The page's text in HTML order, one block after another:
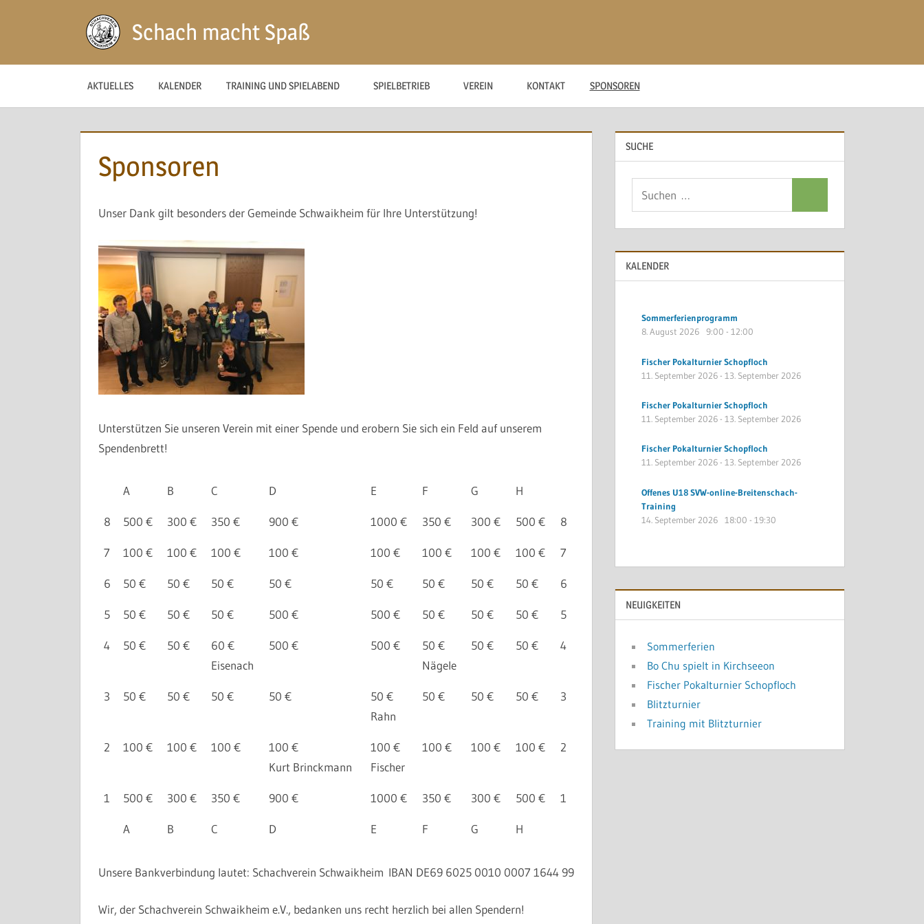
Schach macht Spaß
AKTUELLES KALENDER TRAINING UND SPIELABEND SPIELBETRIEB VEREIN KONTAKT SPONSOREN
Sponsoren
Unser Dank gilt besonders der Gemeinde Schwaikheim für Ihre Unterstützung!
Unterstützen Sie unseren Verein mit einer Spende und erobern Sie sich ein Feld auf unserem
Spendenbrett!
A B C D E F G H
8 500 € 300 € 350 € 900 € 1000 € 350 € 300 € 500 € 8
7 100 € 100 € 100 € 100 € 100 € 100 € 100 € 100 € 7
6 50 € 50 € 50 € 50 € 50 € 50 € 50 € 50 € 6
5 50 € 50 € 50 € 500 € 500 € 50 € 50 € 50 € 5
4 50 € 50 €
60 €
Eisenach
500 € 500 €
50 €
Nägele
50 € 50 € 4
3 50 € 50 € 50 € 50 €
50 €
Rahn
50 € 50 € 50 € 3
2 100 € 100 € 100 €
100 €
Kurt Brinckmann
100 €
Fischer
100 € 100 € 100 € 2
1 500 € 300 € 350 € 900 € 1000 € 350 € 300 € 500 € 1
A B C D E F G H
Unsere Bankverbindung lautet: Schachverein Schwaikheim IBAN DE69 6025 0010 0007 1644 99
Wir, der Schachverein Schwaikheim e.V., bedanken uns recht herzlich bei allen Spendern!
SUCHE
KALENDER
Sommerferienprogramm
8. August 2026
9:00 -12:00
Fischer Pokalturnier Schopfloch
11. September 2026-13. September 2026
Fischer Pokalturnier Schopfloch
11. September 2026-13. September 2026
Fischer Pokalturnier Schopfloch
11. September 2026-13. September 2026
Offenes U18 SVW-online-Breitenschach-
Training
14. September 2026
18:00 -19:30
NEUIGKEITEN
Sommerferien
Bo Chu spielt in Kirchseeon
Fischer Pokalturnier Schopfloch
Blitzturnier
Training mit Blitzturnier